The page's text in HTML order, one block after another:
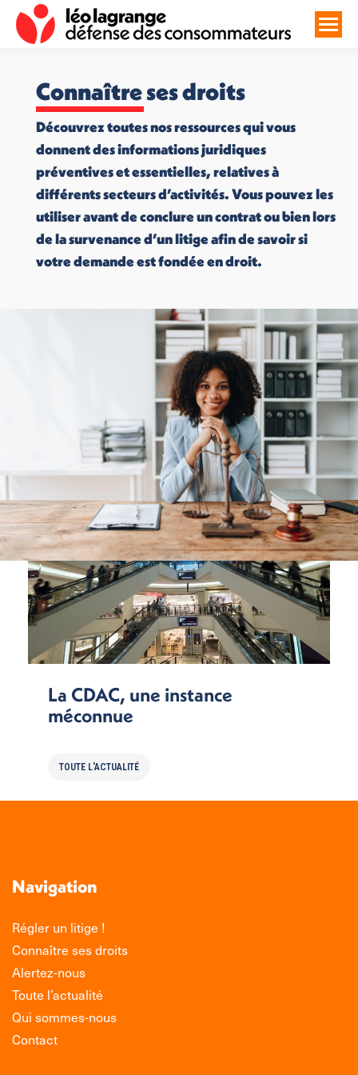
Connaître ses droits
Découvrez toutes nos ressources qui vous
donnent des informations juridiques
préventives et essentielles, relatives à
différents secteurs d’activités. Vous pouvez les
utiliser avant de conclure un contrat ou bien lors
de la survenance d’un litige afin de savoir si
votre demande est fondée en droit.
La CDAC, une instance
méconnue
TOUTE L'ACTUALITÉ
Navigation
Régler un litige !
Connaître ses droits
Alertez-nous
Toute l’actualité
Qui sommes-nous
Contact